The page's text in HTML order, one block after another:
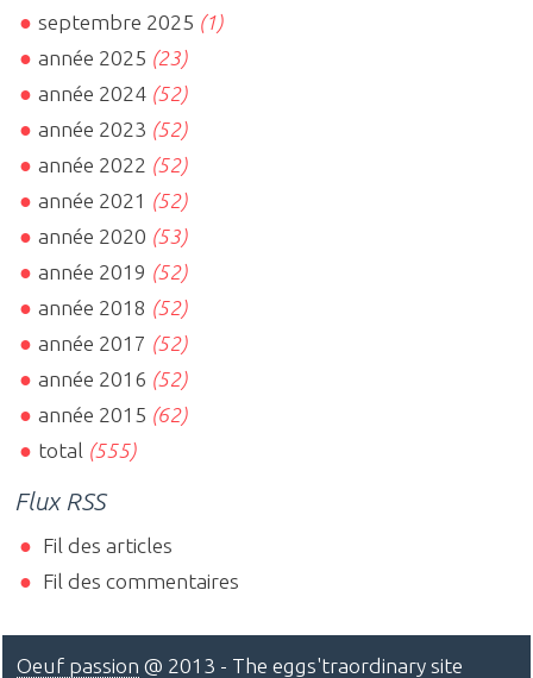
septembre 2025 (1)
année 2025 (23)
année 2024 (52)
année 2023 (52)
année 2022 (52)
année 2021 (52)
année 2020 (53)
année 2019 (52)
année 2018 (52)
année 2017 (52)
année 2016 (52)
année 2015 (62)
total (555)
Flux RSS
Fil des articles
Fil des commentaires
Oeuf passion @ 2013 - The eggs'traordinary site